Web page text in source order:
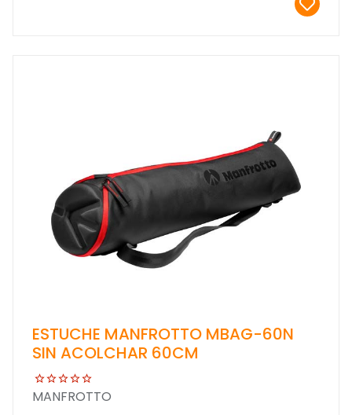
ESTUCHE MANFROTTO MBAG-60N
SIN ACOLCHAR 60CM
MANFROTTO